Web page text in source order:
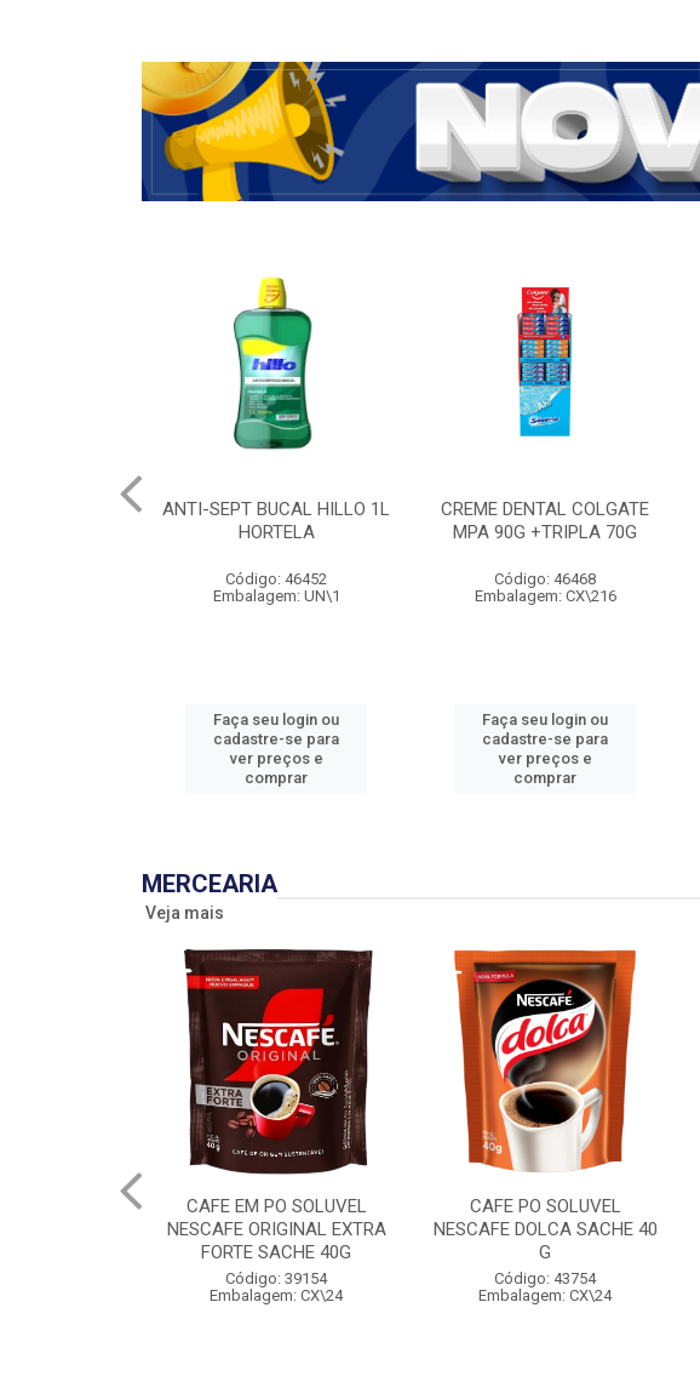
ANTI-SEPT BUCAL HILLO 1L
HORTELA
Código: 46452
Embalagem: UN\1
Faça seu login ou
cadastre-se para
ver preços e
comprar
CREME DENTAL COLGATE
MPA 90G +TRIPLA 70G
Código: 46468
Embalagem: CX\216
Faça seu login ou
cadastre-se para
ver preços e
comprar
MERCEARIA
Veja mais
CAFE EM PO SOLUVEL
NESCAFE ORIGINAL EXTRA
FORTE SACHE 40G
Código: 39154
Embalagem: CX\24
CAFE PO SOLUVEL
NESCAFE DOLCA SACHE 40
G
Código: 43754
Embalagem: CX\24